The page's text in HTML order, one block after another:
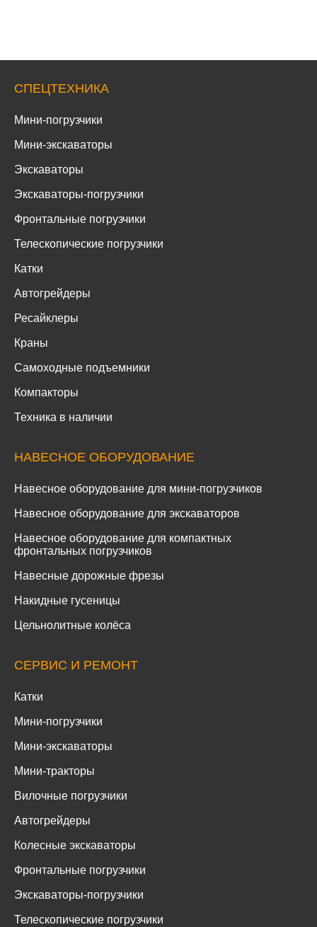
СПЕЦТЕХНИКА
Мини-погрузчики
Мини-экскаваторы
Экскаваторы
Экскаваторы-погрузчики
Фронтальные погрузчики
Телескопические погрузчики
Катки
Автогрейдеры
Ресайклеры
Краны
Самоходные подъемники
Компакторы
Техника в наличии
НАВЕСНОЕ ОБОРУДОВАНИЕ
Навесное оборудование для мини-погрузчиков
Навесное оборудование для экскаваторов
Навесное оборудование для компактных
фронтальных погрузчиков
Навесные дорожные фрезы
Накидные гусеницы
Цельнолитные колёса
СЕРВИС И РЕМОНТ
Катки
Мини-погрузчики
Мини-экскаваторы
Мини-тракторы
Вилочные погрузчики
Автогрейдеры
Колесные экскаваторы
Фронтальные погрузчики
Экскаваторы-погрузчики
Телескопические погрузчики